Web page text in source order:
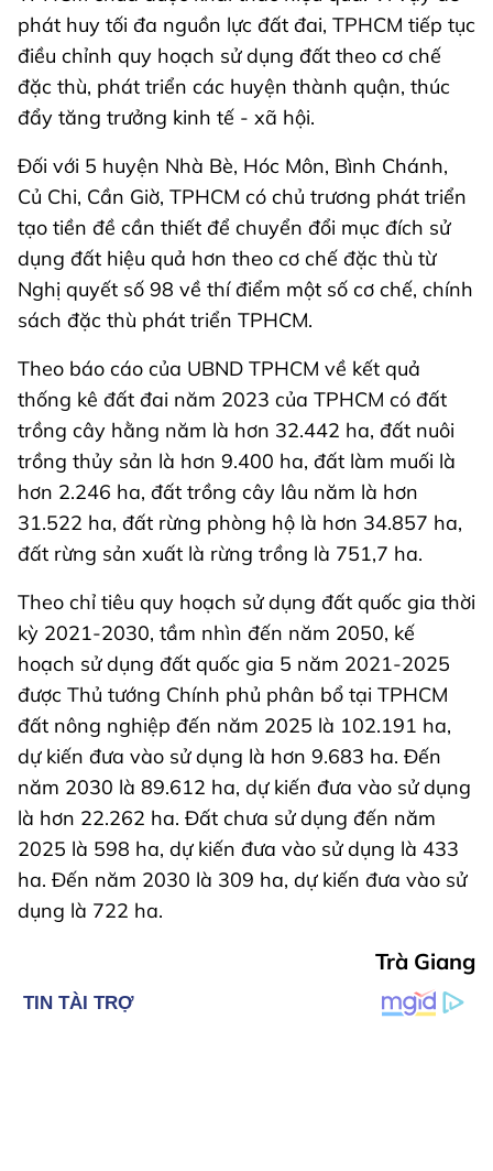
phát huy tối đa nguồn lực đất đai, TPHCM tiếp tục
điều chỉnh quy hoạch sử dụng đất theo cơ chế
đặc thù, phát triển các huyện thành quận, thúc
đẩy tăng trưởng kinh tế - xã hội.
Đối với 5 huyện Nhà Bè, Hóc Môn, Bình Chánh,
Củ Chi, Cần Giờ, TPHCM có chủ trương phát triển
tạo tiền đề cần thiết để chuyển đổi mục đích sử
dụng đất hiệu quả hơn theo cơ chế đặc thù từ
Nghị quyết số 98 về thí điểm một số cơ chế, chính
sách đặc thù phát triển TPHCM.
Theo báo cáo của UBND TPHCM về kết quả
thống kê đất đai năm 2023 của TPHCM có đất
trồng cây hằng năm là hơn 32.442 ha, đất nuôi
trồng thủy sản là hơn 9.400 ha, đất làm muối là
hơn 2.246 ha, đất trồng cây lâu năm là hơn
31.522 ha, đất rừng phòng hộ là hơn 34.857 ha,
đất rừng sản xuất là rừng trồng là 751,7 ha.
Theo chỉ tiêu quy hoạch sử dụng đất quốc gia thời
kỳ 2021-2030, tầm nhìn đến năm 2050, kế
hoạch sử dụng đất quốc gia 5 năm 2021-2025
được Thủ tướng Chính phủ phân bổ tại TPHCM
đất nông nghiệp đến năm 2025 là 102.191 ha,
dự kiến đưa vào sử dụng là hơn 9.683 ha. Đến
năm 2030 là 89.612 ha, dự kiến đưa vào sử dụng
là hơn 22.262 ha. Đất chưa sử dụng đến năm
2025 là 598 ha, dự kiến đưa vào sử dụng là 433
ha. Đến năm 2030 là 309 ha, dự kiến đưa vào sử
dụng là 722 ha.
Trà Giang